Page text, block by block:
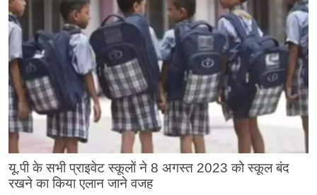
यू.पी के सभी प्राइवेट स्कूलों ने 8 अगस्त 2023 को स्कूल बंद
रखने का किया एलान जाने वजह